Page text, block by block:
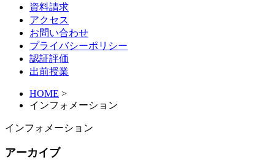
資料請求
アクセス
お問い合わせ
プライバシーポリシー
認証評価
出前授業
HOME >
インフォメーション
インフォメーション
アーカイブ